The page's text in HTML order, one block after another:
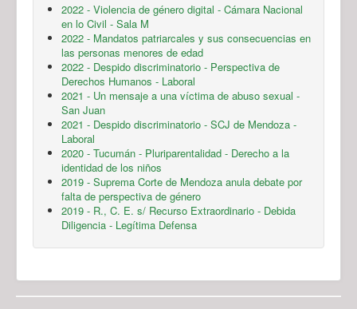
2022 - Violencia de género digital - Cámara Nacional
en lo Civil - Sala M
2022 - Mandatos patriarcales y sus consecuencias en
las personas menores de edad
2022 - Despido discriminatorio - Perspectiva de
Derechos Humanos - Laboral
2021 - Un mensaje a una víctima de abuso sexual -
San Juan
2021 - Despido discriminatorio - SCJ de Mendoza -
Laboral
2020 - Tucumán - Pluriparentalidad - Derecho a la
identidad de los niños
2019 - Suprema Corte de Mendoza anula debate por
falta de perspectiva de género
2019 - R., C. E. s/ Recurso Extraordinario - Debida
Diligencia - Legítima Defensa